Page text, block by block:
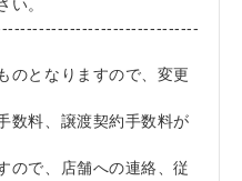
い。
のとなりますので、変更
数料、譲渡契約手数料が
ので、店舗への連絡、従